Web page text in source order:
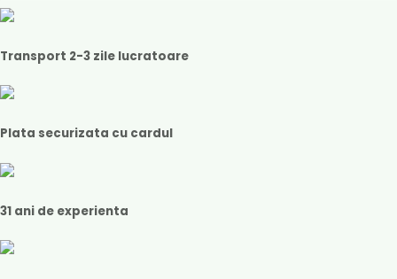
Transport 2-3 zile lucratoare
Plata securizata cu cardul
31 ani de experienta